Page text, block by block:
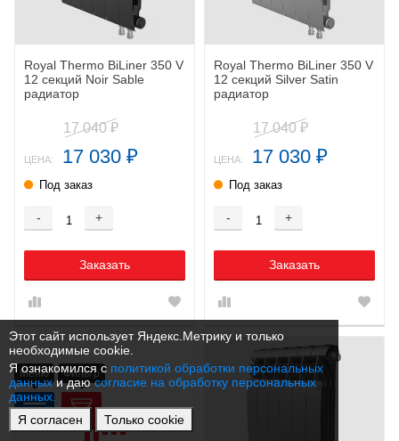
Этот сайт использует Яндекс.Метрику и только
необходимые cookie.
Я ознакомился с политикой обработки персональных
данныхи даюсогласие на обработку персональных
данных.
Я согласен
Только cookie
Royal Thermo BiLiner 350 V
12 секций Noir Sable
радиатор
17 040 ₽
ЦЕНА: 17 030 ₽
Под заказ
- +
Заказать
Royal Thermo BiLiner 350 V
12 секций Silver Satin
радиатор
17 040 ₽
ЦЕНА: 17 030 ₽
Под заказ
- +
Заказать
Меню Фильтр